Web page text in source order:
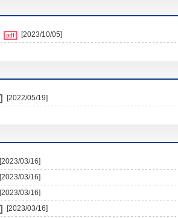
[2023/10/05]
[2022/05/19]
[2023/03/16]
[2023/03/16]
[2023/03/16]
[2023/03/16]